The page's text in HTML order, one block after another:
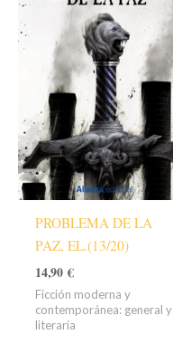
PROBLEMA DE LA
PAZ, EL.(13/20)
14,90€
Ficción moderna y
contemporánea: general y
literaria